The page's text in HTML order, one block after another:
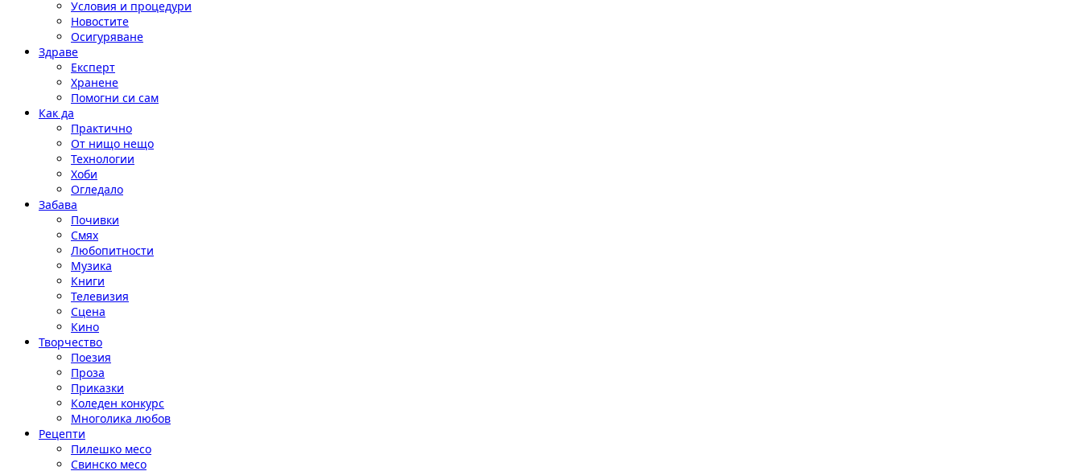
Условия и процедури
Новостите
Осигуряване
Здраве
Експерт
Хранене
Помогни си сам
Как да
Практично
От нищо нещо
Технологии
Хоби
Огледало
Забава
Почивки
Смях
Любопитности
Музика
Книги
Телевизия
Сцена
Кино
Творчество
Поезия
Проза
Приказки
Коледен конкурс
Многолика любов
Рецепти
Пилешко месо
Свинско месо